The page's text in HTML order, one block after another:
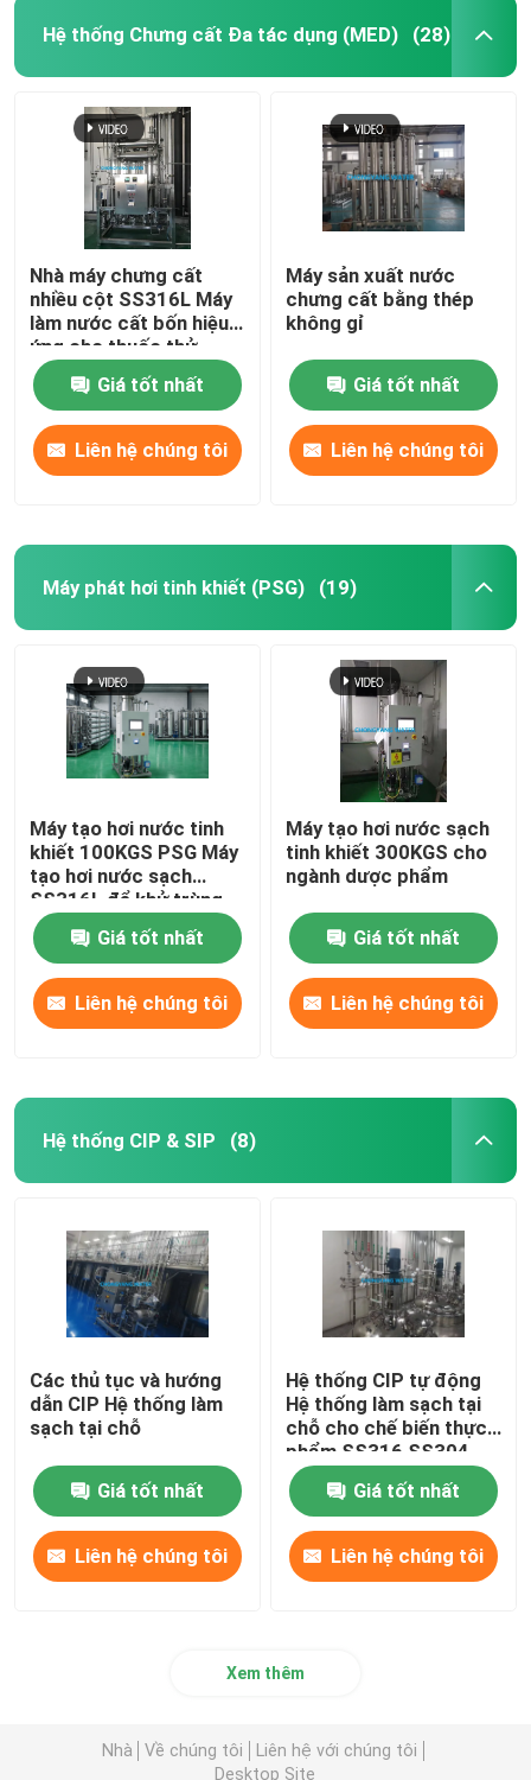
Hệ thống Chưng cất Đa tác dụng (MED) (28)
Nhà máy chưng cất
nhiều cột SS316L Máy
làm nước cất bốn hiệu
ứng cho thuốc thử
chẩn đoán trong ống
nghiệm Giá tốt nhất
Liên hệ chúng tôi
Máy sản xuất nước
chưng cất bằng thép
không gỉ
Giá tốt nhất
Liên hệ chúng tôi
Máy phát hơi tinh khiết (PSG) (19)
Máy tạo hơi nước tinh
khiết 100KGS PSG Máy
tạo hơi nước sạch
SS316L để khử trùng
Giá tốt nhất
Liên hệ chúng tôi
Máy tạo hơi nước sạch
tinh khiết 300KGS cho
ngành dược phẩm
Giá tốt nhất
Liên hệ chúng tôi
Hệ thống CIP & SIP (8)
Các thủ tục và hướng
dẫn CIP Hệ thống làm
sạch tại chỗ
Giá tốt nhất
Liên hệ chúng tôi
Hệ thống CIP tự động
Hệ thống làm sạch tại
chỗ cho chế biến thực
phẩm SS316 SS304
Giá tốt nhất
Liên hệ chúng tôi
Xem thêm
Nhà Về chúng tôi
Liên hệ với chúng tôi
Desktop Site